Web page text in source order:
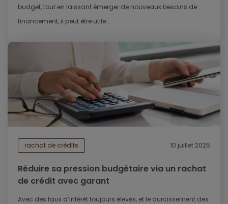
budget, tout en laissant émerger de nouveaux besoins de
financement, il peut être utile...
rachat de crédits 10 juillet 2025
Réduire sa pression budgétaire via un rachat
de crédit avec garant
Avec des taux d’intérêt toujours élevés, et le durcissement des